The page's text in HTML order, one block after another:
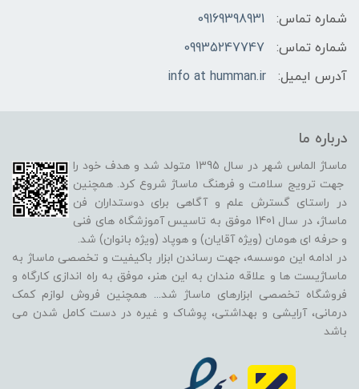
شماره تماس:
09169398931
شماره تماس:
09935247747
آدرس ایمیل:
info at humman.ir
درباره ما
ماساژ الماس شهر در سال 1395 متولد شد و هدف خود را
جهت ترویج سلامت و فرهنگ ماساژ شروع کرد. همچنین
در راستای گسترش علم و آگاهی برای دوستداران فن
ماساژ، در سال 1401 موفق به تاسیس آموزشگاه های فنی
و حرفه ای هومان (ویژه آقایان) و هوپاد (ویژه بانوان) شد.
در ادامه این موسسه، جهت رساندن ابزار باکیفیت و تخصصی ماساژ به
ماساژیست ها و علاقه مندان به این هنر، موفق به راه اندازی کارگاه و
فروشگاه تخصصی ابزارهای ماساژ شد... همچنین فروش لوازم کمک
درمانی، آرایشی و بهداشتی، پوشاک و غیره در دست کامل شدن می
باشد